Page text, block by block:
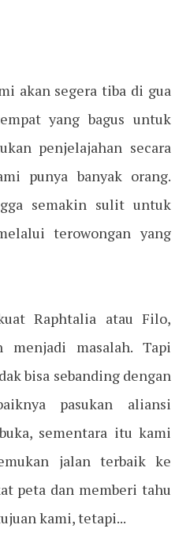
akan segera tiba di gua
yang bagus untuk
penjelajahan secara
punya banyak orang.
semakin sulit untuk
terowongan yang
Raphtalia atau Filo,
masalah. Tapi
bisa sebanding dengan
pasukan aliansi
sementara itu kami
jalan terbaik ke
peta dan memberi tahu
kami, tetapi...